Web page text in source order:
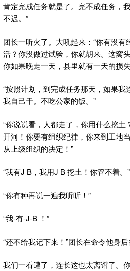
肯定完成任务就是了。完不成任务，
不迟。”
团长一听火了。大吼起来：“你有没
活？你没做过试验，你就胡来。这窝
你如果晚走一天，县里就有一天的损
“按照计划，到完成任务那天，如果我
我自己干。不吃公家的饭。”
“你说说看，人都走了，你用什么挖土
开河！你要有组织纪律，你来到工地
从上级组织的决定！”
“我有J B，我用J B 挖土！你管不着。”
“你有种再说一遍我听听！”
“我-有-J-B ！”
“还不给我记下来！”团长在命令他身后
我们一看遭了，连长这也太离谱了。